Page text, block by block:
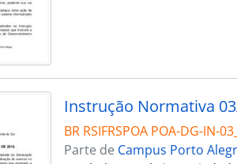
Instrução Normativa
BR RSIFRSPOA POA-DG-IN-
Parte de Campus Porto